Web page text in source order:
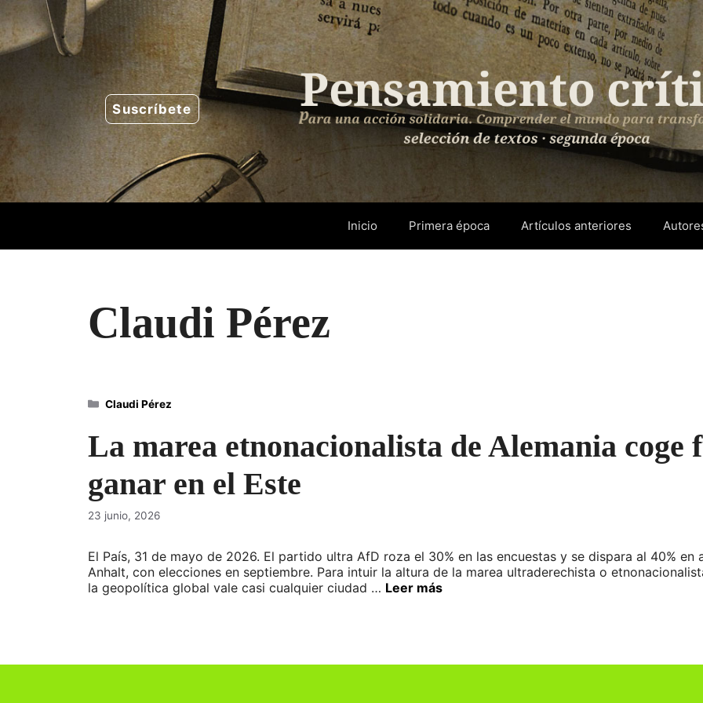
Saltar
al
contenido
Suscríbete
Inicio Primera época Artículos anteriores
Claudi Pérez
La marea etnonacionalista de Alemania coge
ganar en el Este
23 junio, 2026
El País, 31 de mayo de 2026. El partido ultra AfD roza el 30% en las encuestas y se dispara al 40% en
Anhalt, con elecciones en septiembre. Para intuir la altura de la marea ultraderechista o
la geopolítica global vale casi cualquier ciudad … Leer más
Categorías
Claudi Pérez